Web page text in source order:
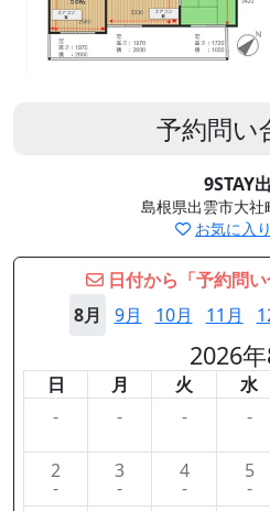
予約問い
9STAY
島根県出雲市大
お気に入
日付から「予約問い
8月
9月 10月 11月
2026
日 月 火 水
-
- - -
2
-
3
-
4
-
5
-